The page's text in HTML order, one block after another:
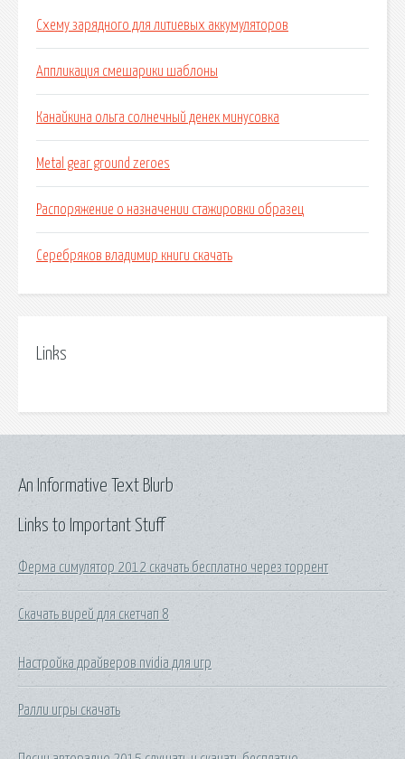
Схему зарядного для литиевых аккумуляторов
Аппликация смешарики шаблоны
Канайкина ольга солнечный денек минусовка
Metal gear ground zeroes
Распоряжение о назначении стажировки образец
Серебряков владимир книги скачать
Links
Links to Important Stuff
Ферма симулятор 2012 скачать бесплатно через торрент
Скачать вирей для скетчап 8
Настройка драйверов nvidia для игр
Ралли игры скачать
An Informative Text Blurb